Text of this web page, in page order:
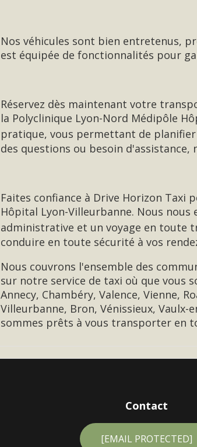
Nos véhicules sont bien entretenus,
est équipée de fonctionnalités pour
Réservez dès maintenant votre
la Polyclinique Lyon-Nord Médipôle
pratique, vous permettant de
des questions ou besoin
Faites confiance à Drive Horizon Taxi
Hôpital Lyon-Villeurbanne. Nous
administrative et un voyage en toute
conduire en toute sécurité à vos
Nous couvrons l'ensemble des
sur notre service de taxi où que vous
Annecy, Chambéry, Valence, Vienne,
Villeurbanne, Bron, Vénissieux,
sommes prêts à vous transporter en
Contact
[EMAIL PROTECTED]